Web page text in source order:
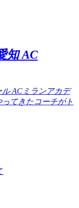
知 AC
ACミランアカデ
てきたコーチがト